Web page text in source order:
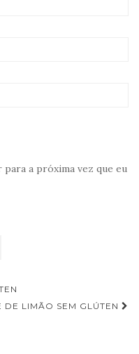
para a próxima vez que eu
DE LIMÃO SEM GLÚTEN